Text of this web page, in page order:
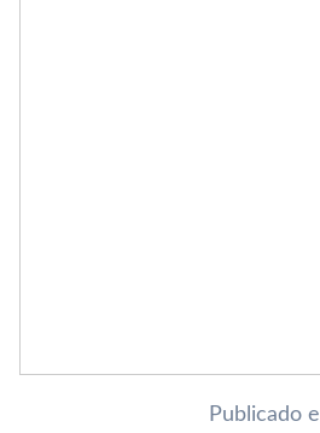
Publicado